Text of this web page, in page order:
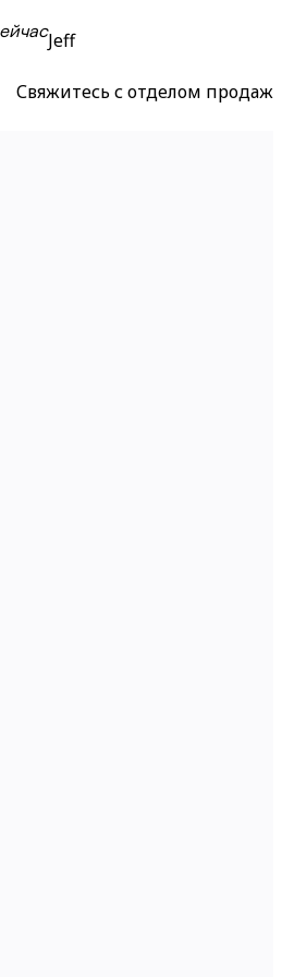
Jeff
Свяжитесь с отделом продаж